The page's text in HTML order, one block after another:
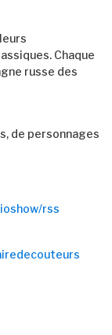
Chaque
russe des
de personnages
rss